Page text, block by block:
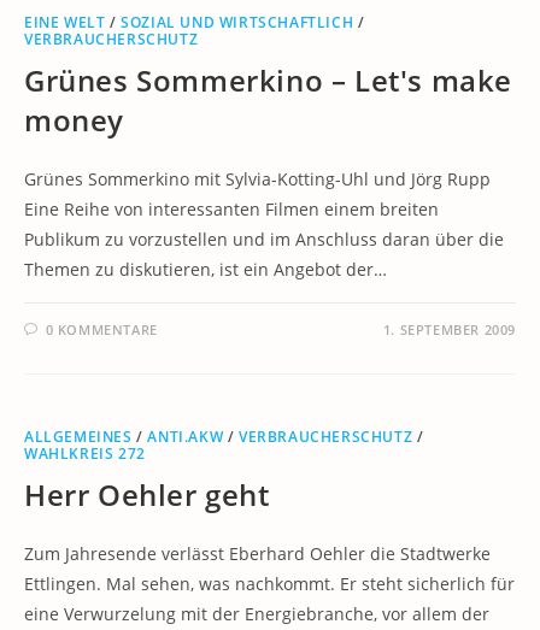
EINE WELT /SOZIAL UND WIRTSCHAFTLICH /
VERBRAUCHERSCHUTZ
Grünes Sommerkino – Let's make
money
Grünes Sommerkino mit Sylvia-Kotting-Uhl und Jörg Rupp
Eine Reihe von interessanten Filmen einem breiten
Publikum zu vorzustellen und im Anschluss daran über die
Themen zu diskutieren, ist ein Angebot der…
0 KOMMENTARE 1. SEPTEMBER 2009
ALLGEMEINES /ANTI.AKW/VERBRAUCHERSCHUTZ /
WAHLKREIS 272
Herr Oehler geht
Zum Jahresende verlässt Eberhard Oehler die Stadtwerke
Ettlingen. Mal sehen, was nachkommt. Er steht sicherlich für
eine Verwurzelung mit der Energiebranche, vor allem der